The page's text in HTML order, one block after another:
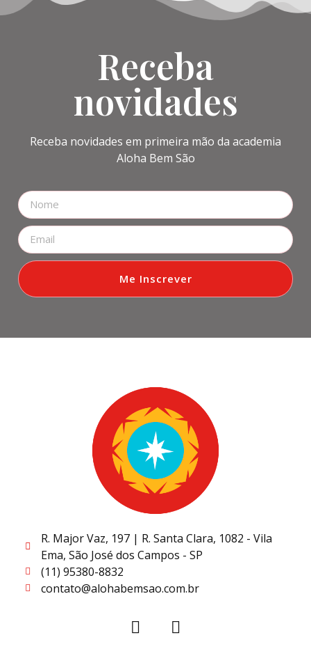
Receba
novidades
Receba novidades em primeira mão da academia
Aloha Bem São
Me Inscrever
R. Major Vaz, 197 | R. Santa Clara, 1082 - Vila
Ema, São José dos Campos - SP
(11) 95380-8832
contato@alohabemsao.com.br